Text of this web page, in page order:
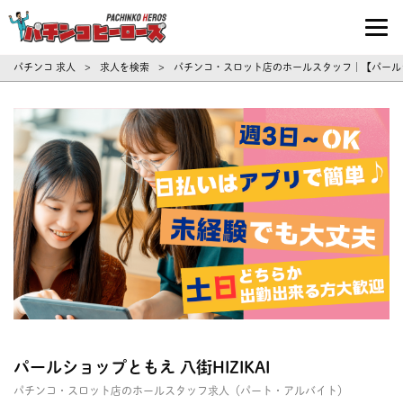
パチンコ求人・転職ならパチンコヒーロ
パチンコ 求人 > 求人を検索 > パチンコ・スロット店のホールスタッフ｜【パ
パールショップともえ 八街HIZIKAI
パチンコ・スロット店のホールスタッフ求人（パート・アルバイト）